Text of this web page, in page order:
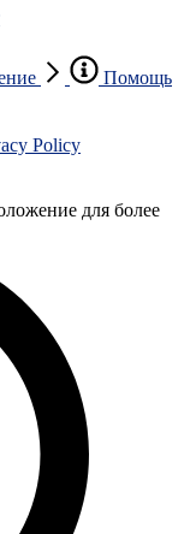
Помощь
Policy
для более